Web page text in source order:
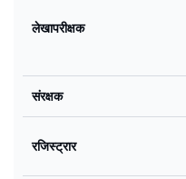
लेखापरीक्षक
संरक्षक
रजिस्ट्रार